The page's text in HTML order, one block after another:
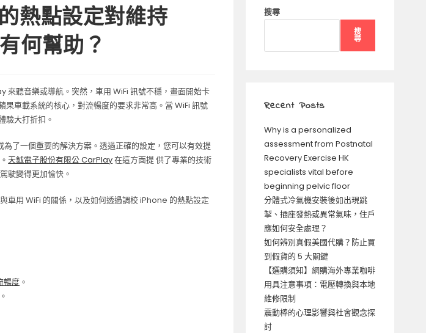
熱點設定對維持
何幫助？
來聽音樂或導航。突然，車用 WiFi 訊號不穩，畫面開始卡
車載系統的核心，對流暢度的要求非常高。當 WiFi 訊號
驗大打折扣。
了一個重要的解決方案。透過正確的設定，您可以有效提
天鉞電子股份有限公 CarPlay在這方面提 供了專業的技術
駛變得更加愉快。
車用 WiFi 的關係，以及如何透過調校 iPhone 的熱點設定
暢度 。
搜尋
搜
尋
Recent Posts
Why is a personalized
assessment from Postnatal
Recovery Exercise HK
specialists vital before
beginning pelvic floor
分體式冷氣機安裝後如出現跳
掣、插座發熱或異常氣味，住戶
應如何安全處理？
如何辨別真假美國代購？防止買
到假貨的 5 大關鍵
【選購須知】網購海外專業咖啡
用具注意事項：電壓轉換與本地
維修限制
震動棒的心理影響與社會觀念探
討